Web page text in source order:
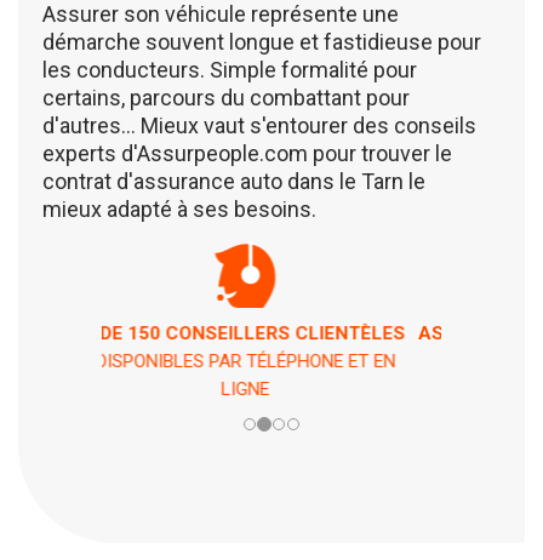
Assurer son véhicule représente une
démarche souvent longue et fastidieuse pour
les conducteurs. Simple formalité pour
certains, parcours du combattant pour
d'autres... Mieux vaut s'entourer des conseils
experts d'Assurpeople.com pour trouver le
contrat d'assurance auto dans le Tarn le
mieux adapté à ses besoins.
ASSISTANCE 7 JOURS / 7 ET 24H / 24
EN CAS DE PÉPIN !